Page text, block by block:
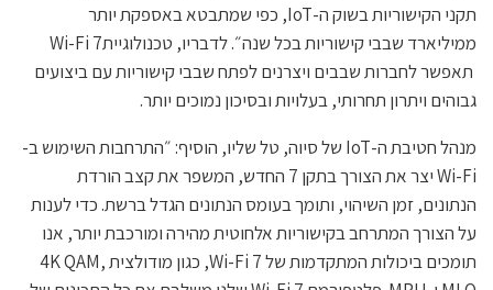
תקני הקישוריות בשוק ה-IoT, כפי שמתבטא באספקת יותר
ממיליארד שבבי קישוריות בכל שנה״. לדבריו, טכנולוגייתWi-Fi 7
תאפשר לחברות שבבים ויצרנים לפתח שבבי קישוריות עם ביצועים
גבוהים ויתרון תחרותי, בעלויות ובסיכון נמוכים יותר.
מנהל חטיבת ה-IoT של סיוה, טל שליו, הוסיף: ״התרחבות השימוש ב-
Wi-Fi יצר את הצורך בתקן 7 החדש, המשפר את קצב הורדת
הנתונים, זמן השיהוי, ותומך בעומס הנתונים הגדל ברשת. כדי לענות
על הצורך המתרחב בקישוריות אלחוטית מהירה ומורכבת יותר, אנו
תומכים ביכולות המתקדמות של Wi-Fi 7, כגון מודולצית 4K QAM,